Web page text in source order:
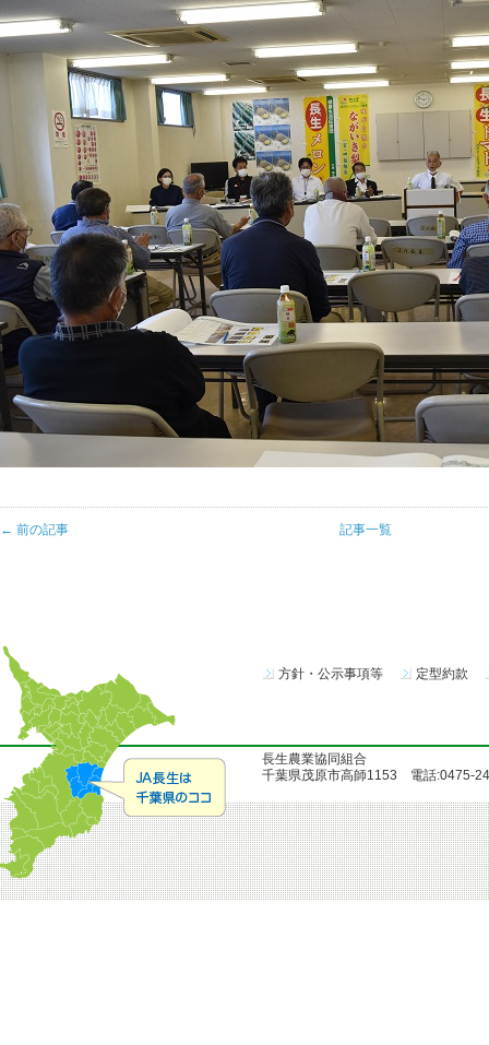
← 前の記事 記事一覧
方針・公示事項等 定型約款
長生農業協同組合
千葉県茂原市高師1153 電話:0475-